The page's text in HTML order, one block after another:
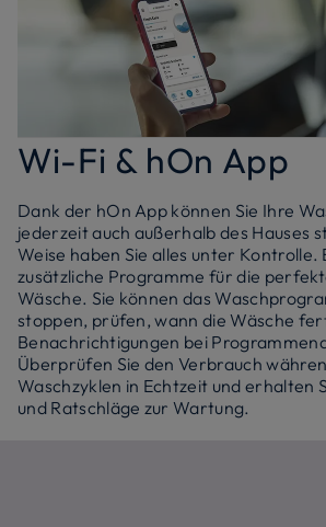
Wi-Fi & hOn App
Dank der hOn App können Sie Ihre
jederzeit auch außerhalb des Hauses
Weise haben Sie alles unter Kontrolle.
zusätzliche Programme für die
Wäsche. Sie können das
stoppen, prüfen, wann die Wäsche
Benachrichtigungen bei
Überprüfen Sie den Verbrauch
Waschzyklen in Echtzeit und erhalten
und Ratschläge zur Wartung.